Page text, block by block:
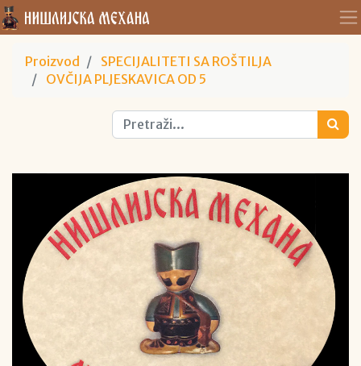
Proizvod
SPECIJALITETI SA ROŠTILJA
OVČIJA PLJESKAVICA OD 5